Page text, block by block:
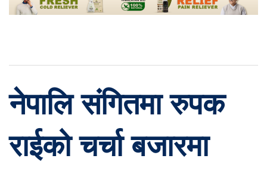
नेपालि संगितमा रुपक
राईको चर्चा बजारमा